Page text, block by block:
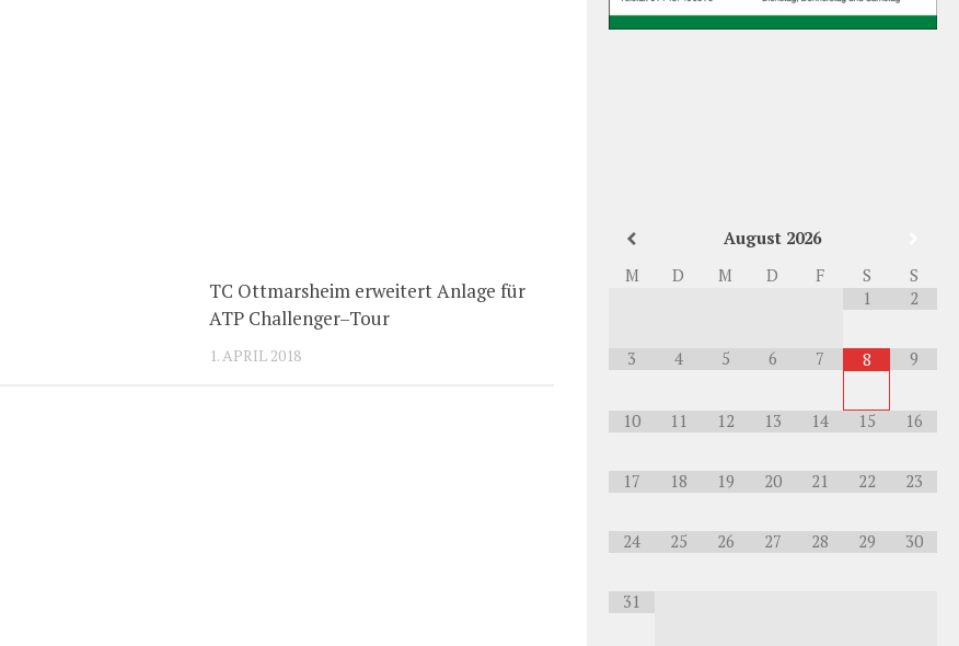
TC Ottmarsheim erweitert Anlage für
ATP Challenger–Tour
1. APRIL 2018
August 2026
M
D M D F S
S
1
2
3 4 5 6 7 8 9
10 11 12 13 14 15 16
17 18 19 20 21 22 23
24 25 26 27 28 29 30
31